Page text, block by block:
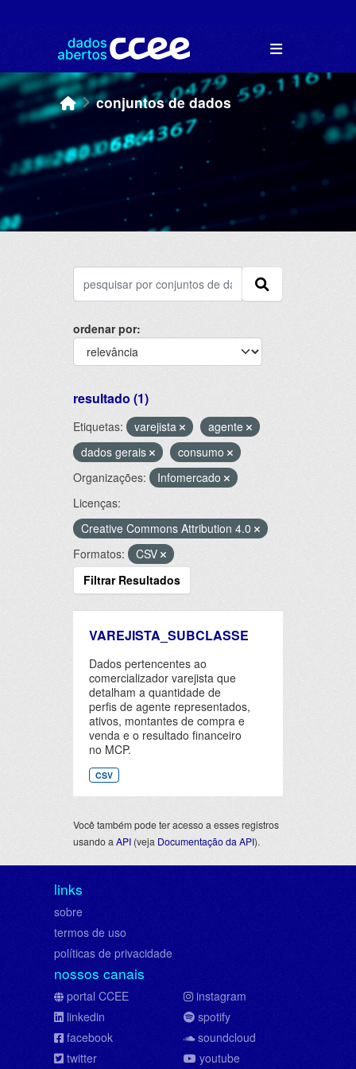
conjuntos de dados
ordenar por
resultado (1)
Etiquetas: varejista
agente
dados gerais
consumo
Organizações:
Infomercado
Licenças:
Creative Commons Attribution 4.0
Formatos:
CSV
Filtrar Resultados
VAREJISTA_SUBCLASSE
Dados pertencentes ao
comercializador varejista que
detalham a quantidade de
perfis de agente representados,
ativos, montantes de compra e
venda e o resultado financeiro
no MCP.
CSV
Você também pode ter acesso a esses registros
usando a API (veja Documentação da API).
links
sobre
termos de uso
políticas de privacidade
nossos canais
portal CCEE
linkedin
facebook
twitter
instagram
spotify
soundcloud
youtube